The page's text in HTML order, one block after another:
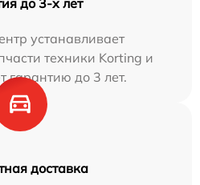
устанавливает
техники Korting и
гарантию до 3 лет.
доставка